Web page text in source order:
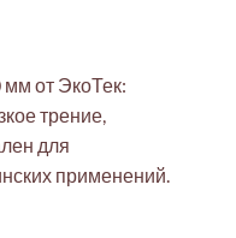
от ЭкоТек:
трение,
для
применений.